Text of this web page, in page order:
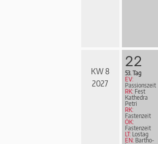
KW 8
2027
22
53. Tag
EV:
Passionszeit
RK: Fest
Kathedra
Petri
RK:
Fastenzeit
ÖK:
Fastenzeit
LT: Lostag
EN: Bar­tho­